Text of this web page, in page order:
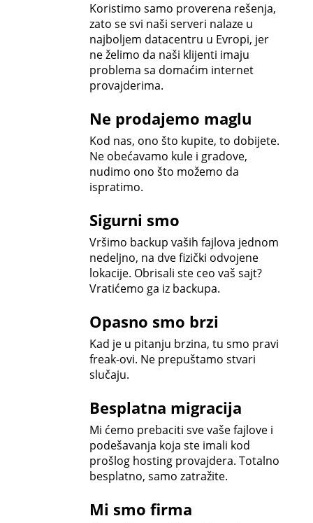
Koristimo samo proverena rešenja,
zato se svi naši serveri nalaze u
najboljem datacentru u Evropi, jer
ne želimo da naši klijenti imaju
problema sa domaćim internet
provajderima.
Ne prodajemo maglu
Kod nas, ono što kupite, to dobijete.
Ne obećavamo kule i gradove,
nudimo ono što možemo da
ispratimo.
Sigurni smo
Vršimo backup vaših fajlova jednom
nedeljno, na dve fizički odvojene
lokacije. Obrisali ste ceo vaš sajt?
Vratićemo ga iz backupa.
Opasno smo brzi
Kad je u pitanju brzina, tu smo pravi
freak-ovi. Ne prepuštamo stvari
slučaju.
Besplatna migracija
Mi ćemo prebaciti sve vaše fajlove i
podešavanja koja ste imali kod
prošlog hosting provajdera. Totalno
besplatno, samo zatražite.
Mi smo firma